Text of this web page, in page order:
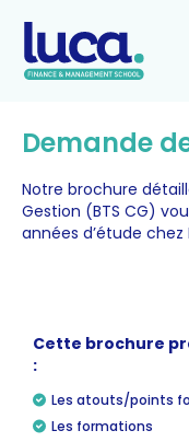
Demande
Notre brochure
Gestion (BTS CG)
années d’étude chez
Cette brochure
:
Les atouts/points
Les formations